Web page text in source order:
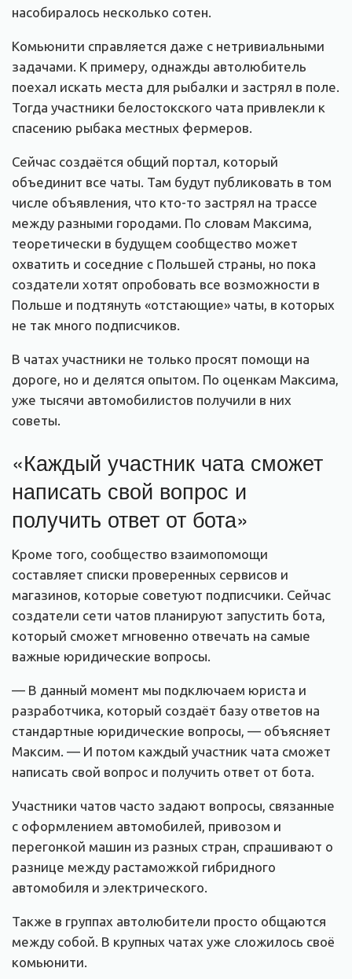
насобиралось несколько сотен.
Комьюнити справляется даже с нетривиальными
задачами. К примеру, однажды автолюбитель
поехал искать места для рыбалки и застрял в поле.
Тогда участники белостокского чата привлекли к
спасению рыбака местных фермеров.
Сейчас создаётся общий портал, который
объединит все чаты. Там будут публиковать в том
числе объявления, что кто-то застрял на трассе
между разными городами. По словам Максима,
теоретически в будущем сообщество может
охватить и соседние с Польшей страны, но пока
создатели хотят опробовать все возможности в
Польше и подтянуть «отстающие» чаты, в которых
не так много подписчиков.
В чатах участники не только просят помощи на
дороге, но и делятся опытом. По оценкам Максима,
уже тысячи автомобилистов получили в них
советы.
«Каждый участник чата сможет
написать свой вопрос и
получить ответ от бота»
Кроме того, сообщество взаимопомощи
составляет списки проверенных сервисов и
магазинов, которые советуют подписчики. Сейчас
создатели сети чатов планируют запустить бота,
который сможет мгновенно отвечать на самые
важные юридические вопросы.
— В данный момент мы подключаем юриста и
разработчика, который создаёт базу ответов на
стандартные юридические вопросы, — объясняет
Максим. — И потом каждый участник чата сможет
написать свой вопрос и получить ответ от бота.
Участники чатов часто задают вопросы, связанные
с оформлением автомобилей, привозом и
перегонкой машин из разных стран, спрашивают о
разнице между растаможкой гибридного
автомобиля и электрического.
Также в группах автолюбители просто общаются
между собой. В крупных чатах уже сложилось своё
комьюнити.